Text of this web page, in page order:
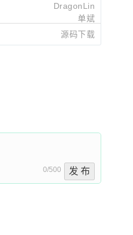
DragonLin
单斌
源码下载
0/500 发 布